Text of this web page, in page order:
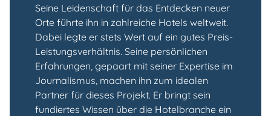
Seine Leidenschaft für das Entdecken neuer
Orte führte ihn in zahlreiche Hotels weltweit.
Dabei legte er stets Wert auf ein gutes Preis-
Leistungsverhältnis. Seine persönlichen
Erfahrungen, gepaart mit seiner Expertise im
Journalismus, machen ihn zum idealen
Partner für dieses Projekt. Er bringt sein
fundiertes Wissen über die Hotelbranche ein